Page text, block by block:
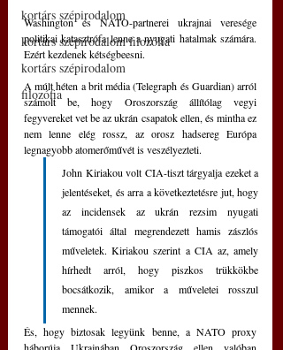
kortárs szépirodalom
kortárs szépirodalom filozófia
kortárs szépirodalom
filozófia
Washington és NATO-partnerei ukrajnai veresége
politikai katasztrófa lenne a nyugati hatalmak számára.
Ezért kezdenek kétségbeesni.
A múlt héten a brit média (Telegraph és Guardian) arról
számolt be, hogy Oroszország állítólag vegyi
fegyvereket vet be az ukrán csapatok ellen, és mintha ez
nem lenne elég rossz, az orosz hadsereg Európa
legnagyobb atomerőművét is veszélyezteti.
John Kiriakou volt CIA-tiszt tárgyalja ezeket a
jelentéseket, és arra a következtetésre jut, hogy
az incidensek az ukrán rezsim nyugati
támogatói által megrendezett hamis zászlós
műveletek. Kiriakou szerint a CIA az, amely
hírhedt arról, hogy piszkos trükkökbe
bocsátkozik, amikor a műveletei rosszul
mennek.
És, hogy biztosak legyünk benne, a NATO proxy
háborúja Ukrajnában Oroszország ellen valóban